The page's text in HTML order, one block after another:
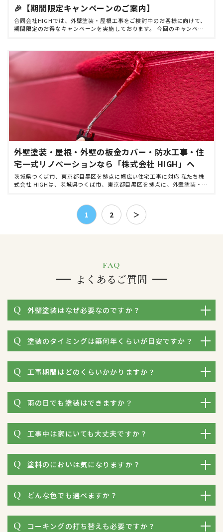
🎉【期間限定キャンペーンのご案内】
合同会社HIGHでは、外壁塗装・屋根工事をご検討中のお客様に向けて、
期間限定のお得なキャンペーンを実施しております。 今回のキャンペー
外壁塗装・屋根・外壁の板金カバー・防水工事・住
宅一式リノベーションなら「株式会社 HIGH」へ
茨城県つくば市、東京都目黒区を拠点に幅広い住宅工事に対応 私たち株
式会社 HIGHは、茨城県つくば市、東京都目黒区を拠点に、外壁塗装・屋
1 2 ＞
FAQ
よくあるご質問
外壁塗装はなぜ必要なのですか？
塗装のタイミングは築何年くらいが目安ですか？
工事期間はどのくらいかかりますか？
雨の日でも塗装はできますか？
工事中は家にいても大丈夫ですか？
塗料のにおいは気になりますか？
どんな色でも選べますか？
コーキングの打ち替えも必要ですか？